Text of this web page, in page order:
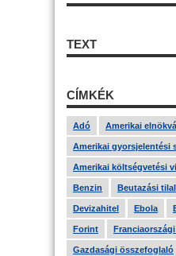
TEXT
CÍMKÉK
Adó Amerikai
Amerikai gyorsjelentési
Amerikai költségvetési
Benzin Beutazási
Devizahitel Ebola
Forint
Gazdasági összefoglaló